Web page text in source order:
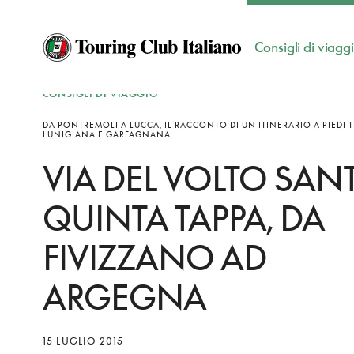
Consigli di
CONSIGLI DI VIAGGIO
DA PONTREMOLI A LUCCA, IL RACCONTO DI UN ITINERARIO A PIEDI
LUNIGIANA E GARFAGNANA
VIA DEL VOLTO
QUINTA TAPPA, DA
FIVIZZANO AD
ARGEGNA
15 LUGLIO 2015